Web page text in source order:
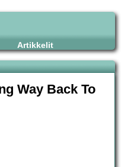
Artikkelit
Way Back To